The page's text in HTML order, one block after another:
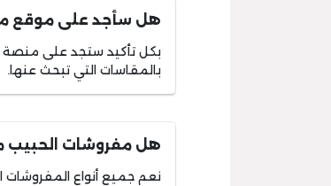
هل سأجد على موقع
بكل تأكيد ستجد على منصة
بالمقاسات التي تبحث عنها.
هل مفروشات
نعم جميع أنواع